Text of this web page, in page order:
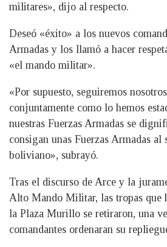
militares», dijo al respecto.
Deseó «éxito» a los nuevos
Armadas y los llamó a hacer
«el mando militar».
«Por supuesto, seguiremos
conjuntamente como lo hemos
nuestras Fuerzas Armadas se
consigan unas Fuerzas Armadas
boliviano», subrayó.
Tras el discurso de Arce y la
Alto Mando Militar, las tropas que
la Plaza Murillo se retiraron, una
comandantes ordenaran su